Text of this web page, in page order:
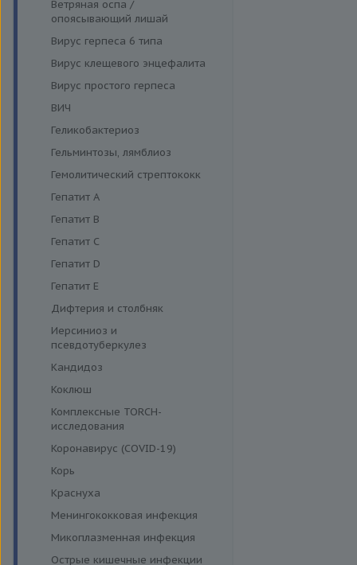
Функция поджелудочной
железы и диагностика
Моноцитарный эрлихиоз
Папилломавирусная инфекция
Парвовирус
Стрептококковая инфекция
Энтеровирусная инфекция
Ветряная оспа /
опоясывающий лишай
Вирус герпеса 6 типа
Вирус клещевого энцефалита
Вирус простого герпеса
ВИЧ
Геликобактериоз
Гельминтозы, лямблиоз
Гемолитический стрептококк
Гепатит A
Гепатит B
Гепатит C
Гепатит D
Гепатит E
Дифтерия и столбняк
Иерсиниоз и
псевдотуберкулез
Кандидоз
Коклюш
Комплексные TORCH-
исследования
Коронавирус (COVID-19)
Корь
Краснуха
Менингококковая инфекция
Микоплазменная инфекция
Острые кишечные инфекции